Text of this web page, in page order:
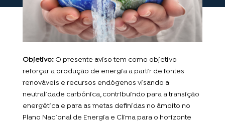
Objetivo:O presente aviso tem como objetivo
reforçar a produção de energia a partir de fontes
renováveis e recursos endógenos visando a
neutralidade carbónica, contribuindo para a transição
energética e para as metas definidas no âmbito no
Plano Nacional de Energia e Clima para o horizonte